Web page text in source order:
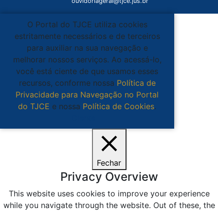
O Portal do TJCE utiliza cookies
estritamente necessários e de terceiros
para auxiliar na sua navegação e
melhorar nossos serviços. Ao acessá-lo,
você está ciente de que usamos esses
recursos, conforme nossa Política de
Privacidade para Navegação no Portal
do TJCE e nossa Política de Cookies.
Fechar
Privacy Overview
This website uses cookies to improve your experience
while you navigate through the website. Out of these, the